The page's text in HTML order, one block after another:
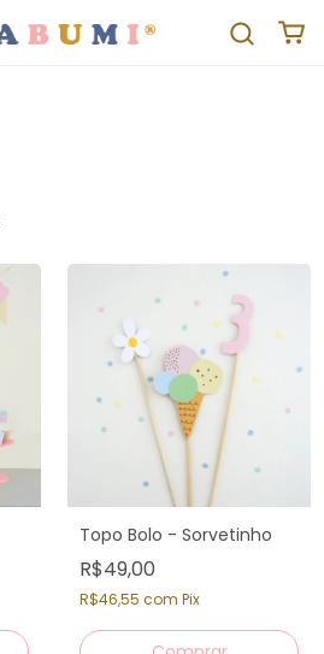
Topo Bolo - Sorvetinho
R$49,00
R$46,55 com Pix